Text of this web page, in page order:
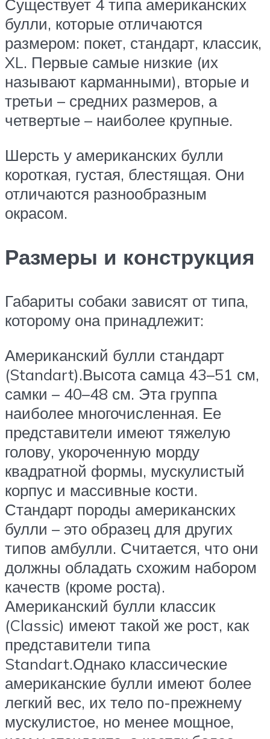
Существует 4 типа американских
булли, которые отличаются
размером: покет, стандарт, классик,
XL. Первые самые низкие (их
называют карманными), вторые и
третьи – средних размеров, а
четвертые – наиболее крупные.
Шерсть у американских булли
короткая, густая, блестящая. Они
отличаются разнообразным
окрасом.
Размеры и конструкция
Габариты собаки зависят от типа,
которому она принадлежит:
Американский булли стандарт
(Standart).Высота самца 43–51 см,
самки – 40–48 см. Эта группа
наиболее многочисленная. Ее
представители имеют тяжелую
голову, укороченную морду
квадратной формы, мускулистый
корпус и массивные кости.
Стандарт породы американских
булли – это образец для других
типов амбулли. Считается, что они
должны обладать схожим набором
качеств (кроме роста).
Американский булли классик
(Classic) имеют такой же рост, как
представители типа
Standart.Однако классические
американские булли имеют более
легкий вес, их тело по-прежнему
мускулистое, но менее мощное,